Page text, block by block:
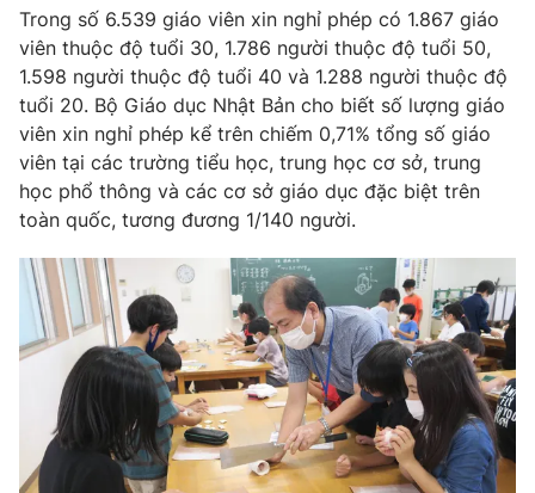
Hậu trường
Nhân vật
Khán giả
Giải sao mai
Điện ảnh
Âm nhạc
Sao
Đời sống
Du lịch
Làm đẹp
Chất lượng cuộc sống
Giáo dục
Tuyển sinh
Học trực tuyến
Công nghệ
Sản phẩm
Thị trường
Tư vấn
Giao lưu trực tuyến
Lịch phát sóng
Chuyên mục khác
Emagazine Podcast
Trong số 6.539 giáo viên xin nghỉ phép có 1.867 giáo
viên thuộc độ tuổi 30, 1.786 người thuộc độ tuổi 50,
1.598 người thuộc độ tuổi 40 và 1.288 người thuộc độ
tuổi 20. Bộ Giáo dục Nhật Bản cho biết số lượng giáo
viên xin nghỉ phép kể trên chiếm 0,71% tổng số giáo
viên tại các trường tiểu học, trung học cơ sở, trung
học phổ thông và các cơ sở giáo dục đặc biệt trên
toàn quốc, tương đương 1/140 người.